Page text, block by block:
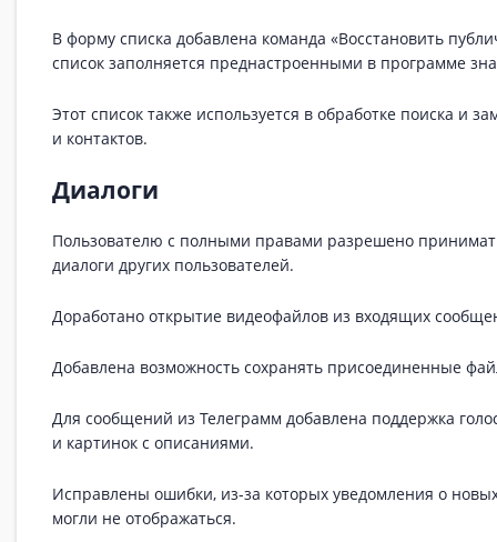
В форму списка добавлена команда «Восстановить
список заполняется преднастроенными в программе
Этот список также используется в обработке поиска и
и контактов.
Диалоги
Пользователю с полными правами разрешено
диалоги других пользователей.
Доработано открытие видеофайлов из входящих
Добавлена возможность сохранять присоединенные
Для сообщений из Телеграмм добавлена поддержка
и картинок с описаниями.
Исправлены ошибки, из-за которых уведомления о
могли не отображаться.